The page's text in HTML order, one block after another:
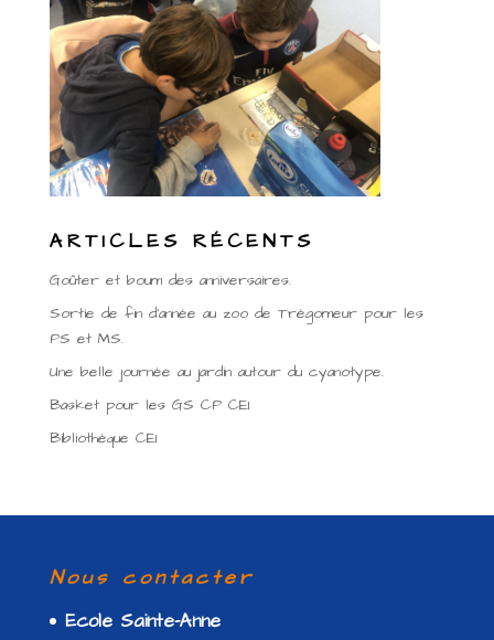
ARTICLES RÉCENTS
Goûter et boum des anniversaires.
Sortie de fin d’année au zoo de Trégomeur pour les
PS et MS.
Une belle journée au jardin autour du cyanotype.
Basket pour les GS CP CE1
Bibliothèque CE1
Nous contacter
Ecole Sainte-Anne